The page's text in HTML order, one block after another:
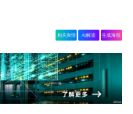
相关舆情 AI解读 生成海报